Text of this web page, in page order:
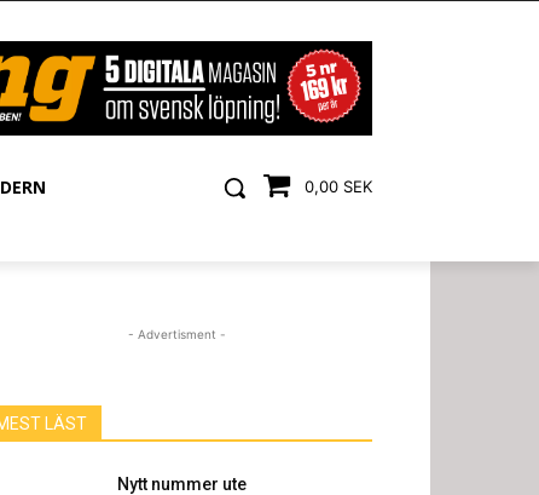
0,00 SEK
- Advertisment -
LÄST
Nytt nummer ute